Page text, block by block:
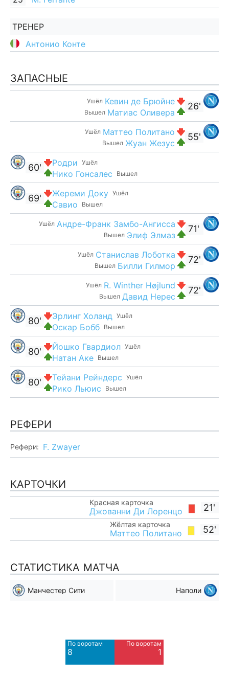
ТРЕНЕР
Антонио Конте
ЗАПАСНЫЕ
26'
Ушёл Кевин де Брюйне
Вышел Матиас Оливера
55'
Ушёл Маттео Политано
Вышел Жуан Жезус
Ушёл
Родри
Вышел
Нико Гонсалес
60'
Ушёл
Жереми Доку
Вышел
Савио
69'
71'
Ушёл Андре-Франк Замбо-Ангисса
Вышел Элиф Элмаз
72'
Ушёл Станислав Лоботка
Вышел Билли Гилмор
72'
Ушёл R. Winther Højlund
Вышел Давид Нерес
Ушёл
Эрлинг Холанд
Вышел
Оскар Бобб
80'
Ушёл
Йошко Гвардиол
Вышел
Натан Аке
80'
Ушёл
Тейани Рейндерс
Вышел
Рико Льюис
80'
РЕФЕРИ
Рефери: F. Zwayer
КАРТОЧКИ
21'
Красная карточка
Джованни Ди Лоренцо
52'
Жёлтая карточка
Маттео Политано
СТАТИСТИКА МАТЧА
Манчестер Сити Наполи
По воротам
8
По воротам
1